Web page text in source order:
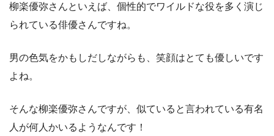
柳楽優弥さんといえば、個性的でワイルドな役を多く演じ
られている俳優さんですね。
男の色気をかもしだしながらも、笑顔はとても優しいです
よね。
そんな柳楽優弥さんですが、似ていると言われている有名
人が何人かいるようなんです！